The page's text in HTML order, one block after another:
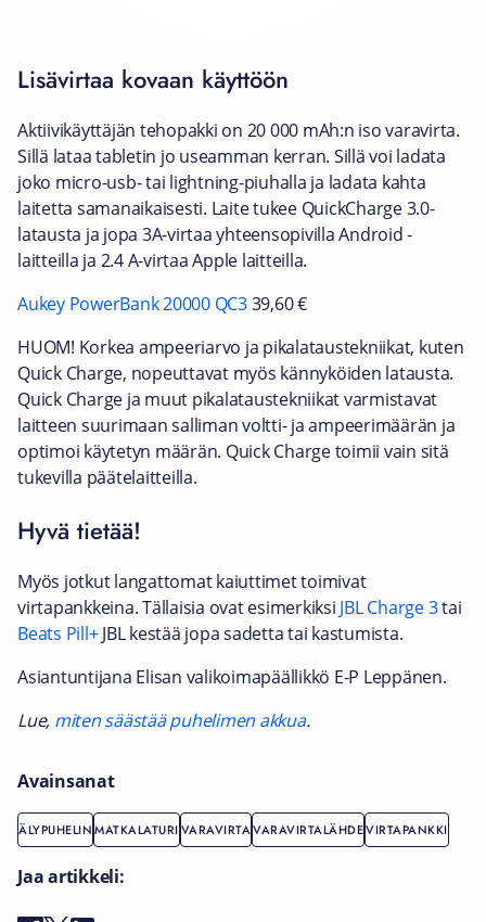
Lisävirtaa kovaan käyttöön
Aktiivikäyttäjän tehopakki on 20 000 mAh:n iso varavirta.
Sillä lataa tabletin jo useamman kerran. Sillä voi ladata
joko micro-usb- tai lightning-piuhalla ja ladata kahta
laitetta samanaikaisesti. Laite tukee QuickCharge 3.0-
latausta ja jopa 3A-virtaa yhteensopivilla Android -
laitteilla ja 2.4 A-virtaa Apple laitteilla.
Aukey PowerBank 20000 QC339,60 €
HUOM! Korkea ampeeriarvo ja pikalataustekniikat, kuten
Quick Charge, nopeuttavat myös kännyköiden latausta.
Quick Charge ja muut pikalataustekniikat varmistavat
laitteen suurimaan salliman voltti- ja ampeerimäärän ja
optimoi käytetyn määrän. Quick Charge toimii vain sitä
tukevilla päätelaitteilla.
Hyvä tietää!
Myös jotkut langattomat kaiuttimet toimivat
virtapankkeina. Tällaisia ovat esimerkiksi JBL Charge 3tai
Beats Pill+JBL kestää jopa sadetta tai kastumista.
Asiantuntijana Elisan valikoimapäällikkö E-P Leppänen.
Lue, miten säästää puhelimen akkua.
Avainsanat
ÄLYPUHELINMATKALATURIVARAVIRTAVARAVIRTALÄHDEVIRTAPANKKI
Jaa artikkeli: